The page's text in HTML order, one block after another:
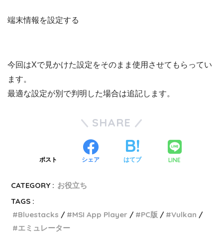
端末情報を設定する
今回はXで見かけた設定をそのまま使用させてもらってい
ます。
最適な設定が別で判明した場合は追記します。
SHARE
ポスト シェア はてブ LINE
CATEGORY : お役立ち
TAGS :
Bluestacks
MSI App Player PC版
Vulkan
エミュレーター